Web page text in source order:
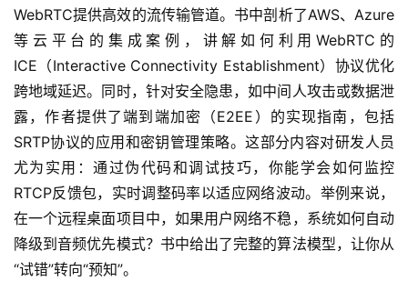
梦
青
龙
梦
白
泽
绘
梦
WebRTC提供高效的流传输管道。书中剖析了AWS、Azure
等云平台的集成案例，讲解如何利用WebRTC的
ICE（Interactive Connectivity Establishment）协议优化
跨地域延迟。同时，针对安全隐患，如中间人攻击或数据泄
露，作者提供了端到端加密（E2EE）的实现指南，包括
SRTP协议的应用和密钥管理策略。这部分内容对研发人员
尤为实用：通过伪代码和调试技巧，你能学会如何监控
RTCP反馈包，实时调整码率以适应网络波动。举例来说，
在一个远程桌面项目中，如果用户网络不稳，系统如何自动
降级到音频优先模式？书中给出了完整的算法模型，让你从
“试错”转向“预知”。